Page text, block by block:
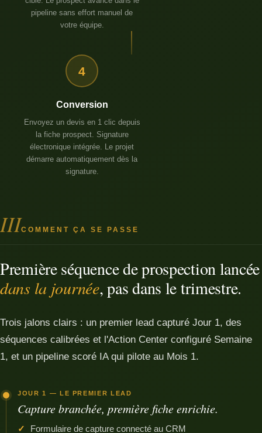
pipeline sans effort manuel de
votre équipe.
4
Conversion
Envoyez un devis en 1 clic depuis
la fiche prospect. Signature
électronique intégrée. Le projet
démarre automatiquement dès la
signature.
IIICOMMENT ÇA SE PASSE
Première séquence de prospection lancée
dans la journée, pas dans le trimestre.
Trois jalons clairs : un premier lead capturé Jour 1, des
séquences calibrées et l'Action Center configuré Semaine
1, et un pipeline scoré IA qui pilote au Mois 1.
JOUR 1 — LE PREMIER LEAD
Capture branchée, première fiche enrichie.
Formulaire de capture connecté au CRM